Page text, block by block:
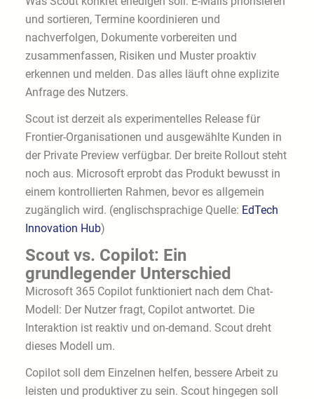
und sortieren, Termine koordinieren und
nachverfolgen, Dokumente vorbereiten und
zusammenfassen, Risiken und Muster proaktiv
erkennen und melden. Das alles läuft ohne explizite
Anfrage des Nutzers.
Scout ist derzeit als experimentelles Release für
Frontier-Organisationen und ausgewählte Kunden in
der Private Preview verfügbar. Der breite Rollout steht
noch aus. Microsoft erprobt das Produkt bewusst in
einem kontrollierten Rahmen, bevor es allgemein
zugänglich wird. (englischsprachige Quelle: EdTech
Innovation Hub)
Scout vs. Copilot: Ein
grundlegender Unterschied
Microsoft 365 Copilot funktioniert nach dem Chat-
Modell: Der Nutzer fragt, Copilot antwortet. Die
Interaktion ist reaktiv und on-demand. Scout dreht
dieses Modell um.
Copilot soll dem Einzelnen helfen, bessere Arbeit zu
leisten und produktiver zu sein. Scout hingegen soll